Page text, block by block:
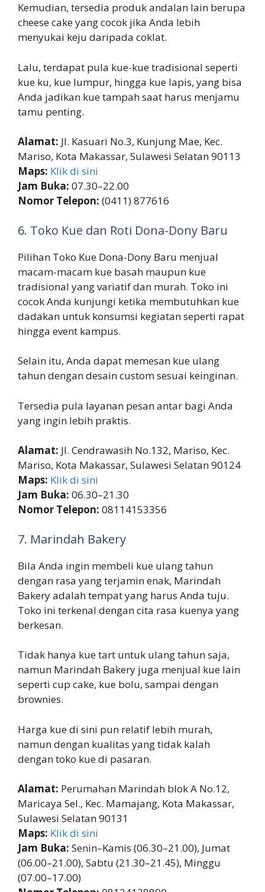
Kemudian, tersedia produk andalan lain berupa
cheese cake yang cocok jika Anda lebih
menyukai keju daripada coklat.
Lalu, terdapat pula kue-kue tradisional seperti
kue ku, kue lumpur, hingga kue lapis, yang bisa
Anda jadikan kue tampah saat harus menjamu
tamu penting.
Alamat: Jl. Kasuari No.3, Kunjung Mae, Kec.
Mariso, Kota Makassar, Sulawesi Selatan 90113
Maps: Klik di sini
Jam Buka: 07.30–22.00
Nomor Telepon: (0411) 877616
6. Toko Kue dan Roti Dona-Dony Baru
Pilihan Toko Kue Dona-Dony Baru menjual
macam-macam kue basah maupun kue
tradisional yang variatif dan murah. Toko ini
cocok Anda kunjungi ketika membutuhkan kue
dadakan untuk konsumsi kegiatan seperti rapat
hingga event kampus.
Selain itu, Anda dapat memesan kue ulang
tahun dengan desain custom sesuai keinginan.
Tersedia pula layanan pesan antar bagi Anda
yang ingin lebih praktis.
Alamat: Jl. Cendrawasih No.132, Mariso, Kec.
Mariso, Kota Makassar, Sulawesi Selatan 90124
Maps: Klik di sini
Jam Buka: 06.30–21.30
Nomor Telepon: 08114153356
7. Marindah Bakery
Bila Anda ingin membeli kue ulang tahun
dengan rasa yang terjamin enak, Marindah
Bakery adalah tempat yang harus Anda tuju.
Toko ini terkenal dengan cita rasa kuenya yang
berkesan.
Tidak hanya kue tart untuk ulang tahun saja,
namun Marindah Bakery juga menjual kue lain
seperti cup cake, kue bolu, sampai dengan
brownies.
Harga kue di sini pun relatif lebih murah,
namun dengan kualitas yang tidak kalah
dengan toko kue di pasaran.
Alamat: Perumahan Marindah blok A No.12,
Maricaya Sel., Kec. Mamajang, Kota Makassar,
Sulawesi Selatan 90131
Maps: Klik di sini
Jam Buka: Senin–Kamis (06.30–21.00), Jumat
(06.00–21.00), Sabtu (21.30–21.45), Minggu
(07.00–17.00)